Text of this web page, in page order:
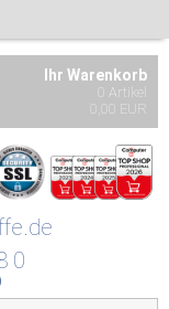
Ihr Warenkorb
0 Artikel
0,00 EUR
0